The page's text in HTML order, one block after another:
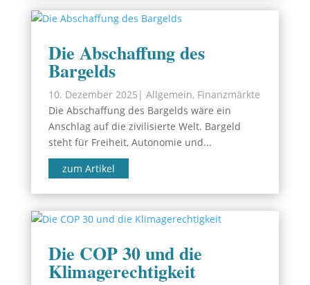
Die Abschaffung des
Bargelds
10. Dezember 2025 | Allgemein, Finanzmärkte
Die Abschaffung des Bargelds wäre ein
Anschlag auf die zivilisierte Welt. Bargeld
steht für Freiheit, Autonomie und...
zum Artikel
Die COP 30 und die
Klimagerechtigkeit